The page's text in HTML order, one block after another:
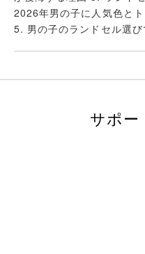
2026年男の子に人気色と
5. 男の子のランドセル選
サポー